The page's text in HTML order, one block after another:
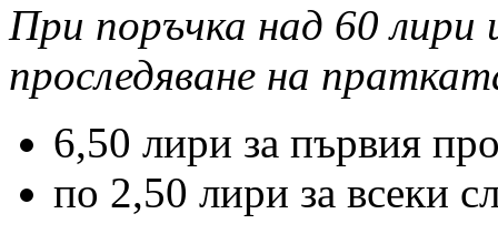
При поръчка над 60 лири
проследяване на
6,50 лири за първия
по 2,50 лири за всеки